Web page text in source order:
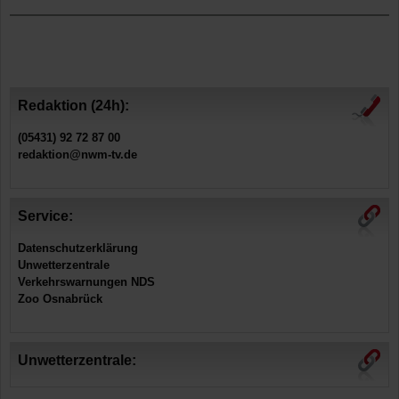
Redaktion (24h):
(05431) 92 72 87 00
redaktion@nwm-tv.de
Service:
Datenschutzerklärung
Unwetterzentrale
Verkehrswarnungen NDS
Zoo Osnabrück
Unwetterzentrale: